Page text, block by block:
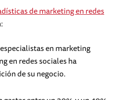
de marketing en redes
en marketing
en redes sociales ha
de su negocio.